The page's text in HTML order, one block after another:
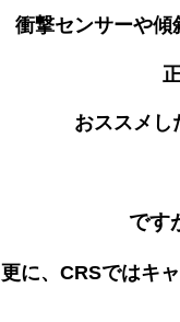
衝撃センサーや傾
おススメし
です
更に、CRSではキ